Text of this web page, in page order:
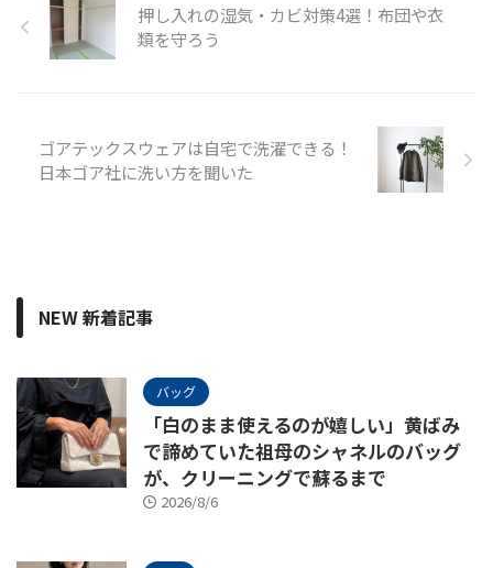
押し入れの湿気・カビ対策4選！布団や衣
類を守ろう
ゴアテックスウェアは自宅で洗濯できる！
日本ゴア社に洗い方を聞いた
NEW 新着記事
バッグ
「白のまま使えるのが嬉しい」黄ばみ
で諦めていた祖母のシャネルのバッグ
が、クリーニングで蘇るまで
2026/8/6